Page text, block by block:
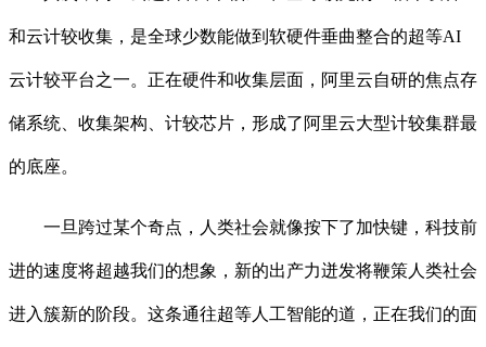
和云计较收集，是全球少数能做到软硬件垂曲整合的超等AI
云计较平台之一。正在硬件和收集层面，阿里云自研的焦点存
储系统、收集架构、计较芯片，形成了阿里云大型计较集群最
的底座。
一旦跨过某个奇点，人类社会就像按下了加快键，科技前
进的速度将超越我们的想象，新的出产力迸发将鞭策人类社会
进入簇新的阶段。这条通往超等人工智能的道，正在我们的面